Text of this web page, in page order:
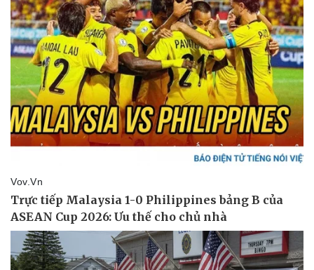
Doanh nghiệp
Thông tin doanh nghiệp
Doanh nghiệp 24h
Doanh nhân
Vì cộng đồng
Công nghệ
Sành điệu
Tin Công nghệ
Trải nghiệm
Chuyển đổi số